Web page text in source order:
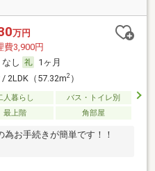
万円
費3,900円
なし
1ヶ月
/ 2LDK（57.32m2）
人暮らし
バス・トイレ別
最上階 角部屋
お手続きが簡単です！！